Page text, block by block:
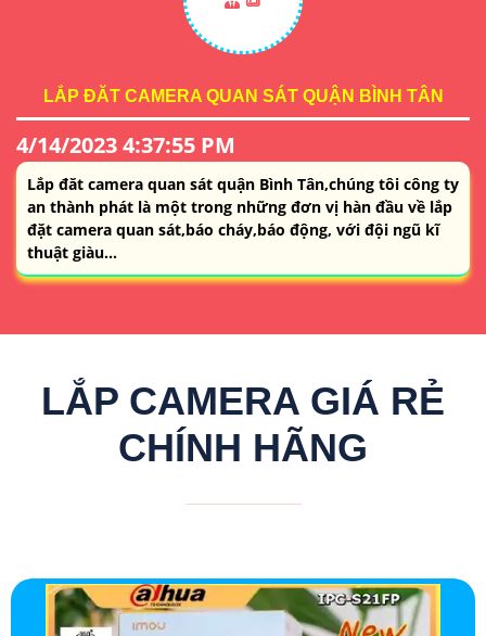
LẮP ĐĂT CAMERA QUAN SÁT QUẬN BÌNH TÂN
4/14/2023 4:37:55 PM
Lắp đăt camera quan sát quận Bình Tân,chúng tôi công ty
an thành phát là một trong những đơn vị hàn đầu về lắp
đặt camera quan sát,báo cháy,báo động, với đội ngũ kĩ
thuật giàu...
LẮP CAMERA GIÁ RẺ
CHÍNH HÃNG